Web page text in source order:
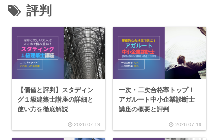
評判
【価値と評判】スタディン
グ１級建築士講座の詳細と
使い方を徹底解説
2026.07.19
一次・二次合格率トップ！
アガルート中小企業診断士
講座の概要と評判
2026.07.19